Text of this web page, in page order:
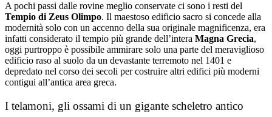
A pochi passi dalle rovine meglio conservate ci sono i resti del
Tempio di Zeus Olimpo. Il maestoso edificio sacro si concede alla
modernità solo con un accenno della sua originale magnificenza, era
infatti considerato il tempio più grande dell’intera Magna Grecia,
oggi purtroppo è possibile ammirare solo una parte del meraviglioso
edificio raso al suolo da un devastante terremoto nel 1401 e
depredato nel corso dei secoli per costruire altri edifici più moderni
contigui all’antica area greca.
I telamoni, gli ossami di un gigante scheletro antico